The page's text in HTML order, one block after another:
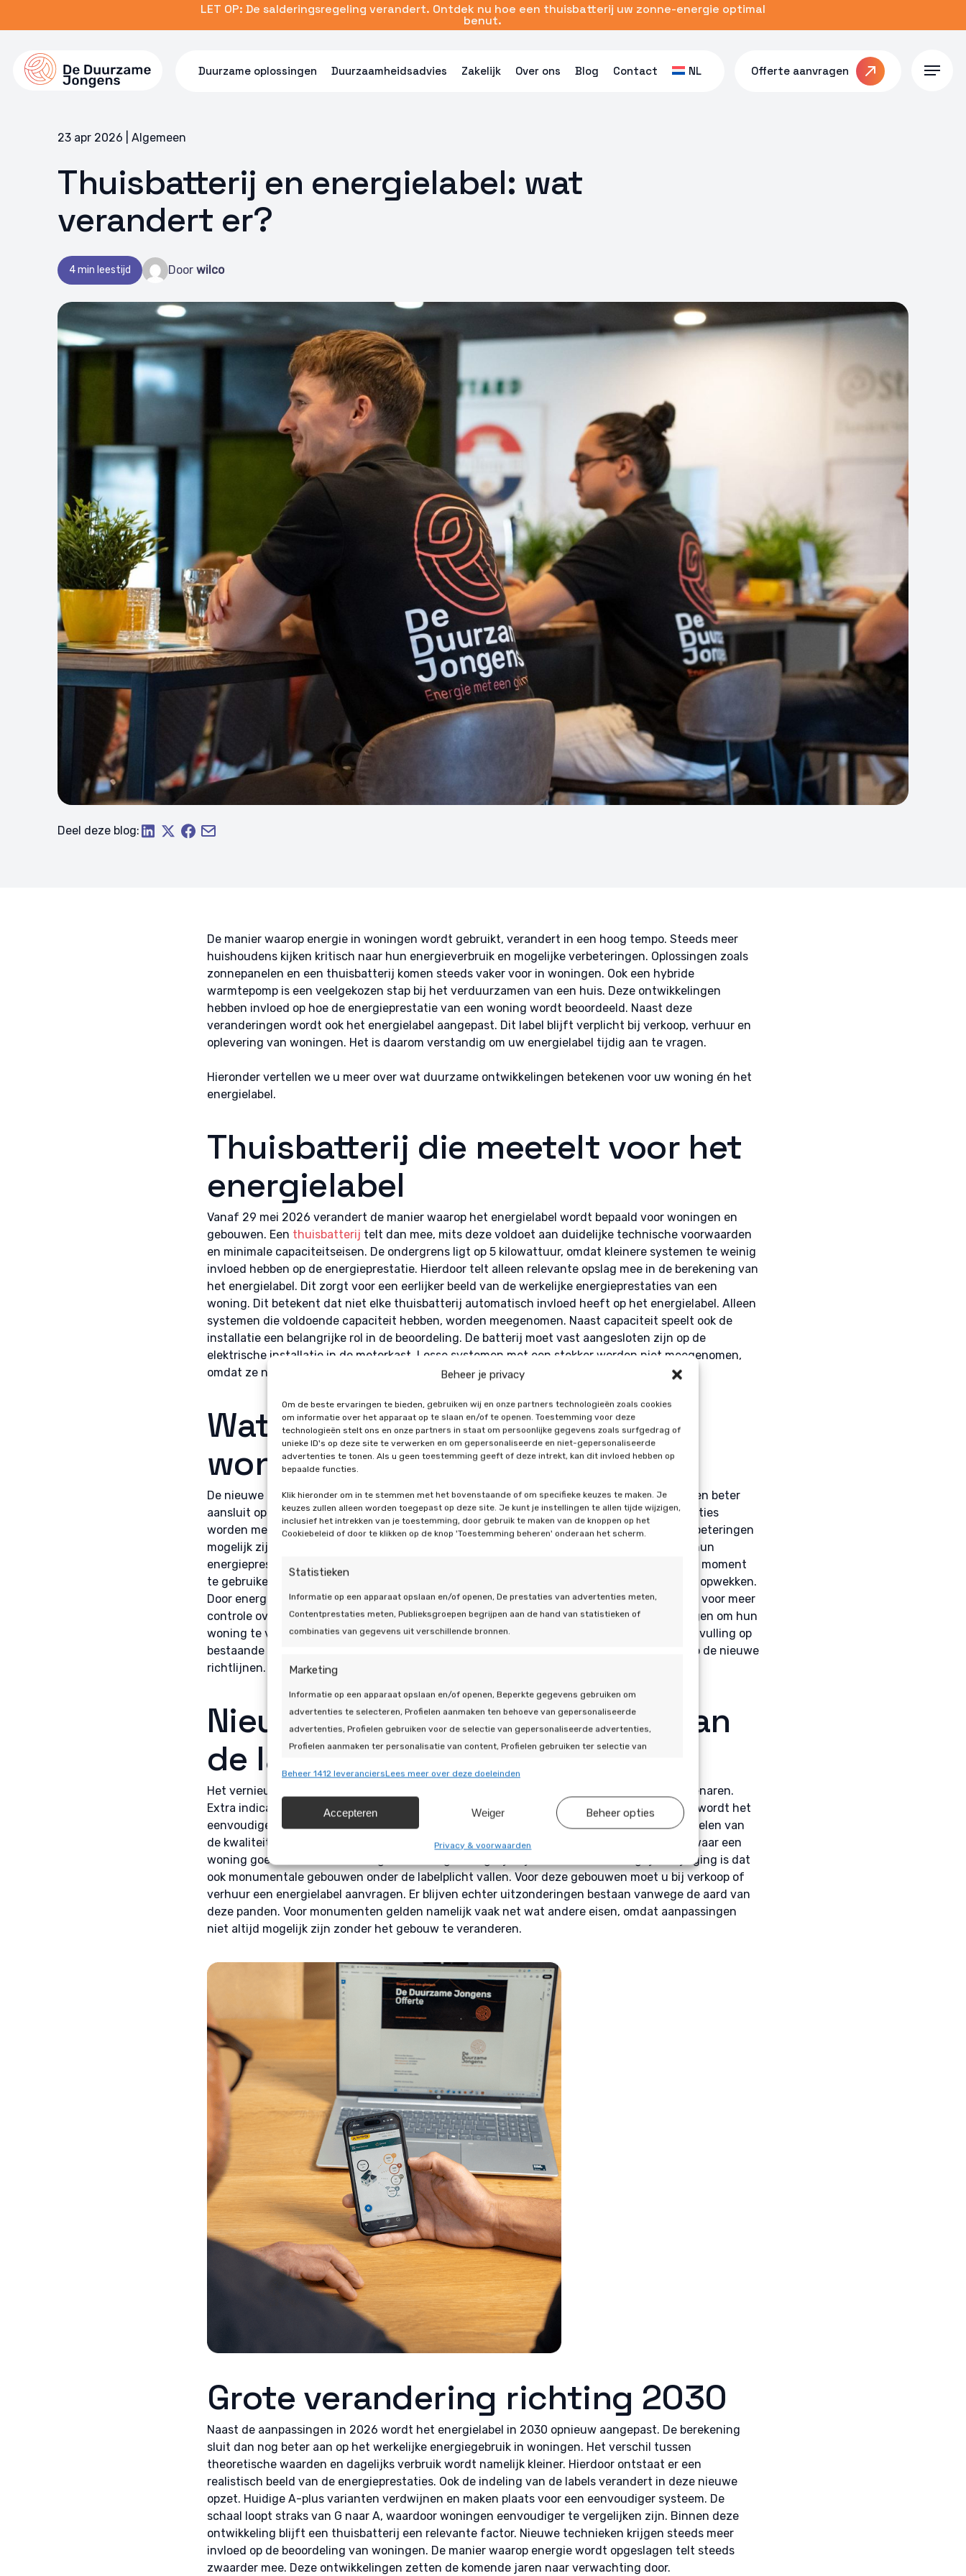
Beheer je privacy
Om de beste ervaringen te bieden, gebruiken wij en onze partners technologieën zoals cookies
om informatie over het apparaat op te slaan en/of te openen. Toestemming voor deze
technologieën stelt ons en onze partners in staat om persoonlijke gegevens zoals surfgedrag of
unieke ID's op deze site te verwerken en om gepersonaliseerde en niet-gepersonaliseerde
advertenties te tonen. Als u geen toestemming geeft of deze intrekt, kan dit invloed hebben op
bepaalde functies.
Klik hieronder om in te stemmen met het bovenstaande of om specifieke keuzes te maken. Je
keuzes zullen alleen worden toegepast op deze site. Je kunt je instellingen te allen tijde wijzigen,
inclusief het intrekken van je toestemming, door gebruik te maken van de knoppen op het
Cookiebeleid of door te klikken op de knop 'Toestemming beheren' onderaan het scherm.
Statistieken
Informatie op een apparaat opslaan en/of openen, De prestaties van advertenties meten,
Contentprestaties meten, Publieksgroepen begrijpen aan de hand van statistieken of
combinaties van gegevens uit verschillende bronnen.
Marketing
Informatie op een apparaat opslaan en/of openen, Beperkte gegevens gebruiken om
advertenties te selecteren, Profielen aanmaken ten behoeve van gepersonaliseerde
advertenties, Profielen gebruiken voor de selectie van gepersonaliseerde advertenties,
Profielen aanmaken ter personalisatie van content, Profielen gebruiken ter selectie van
gebruiken om content te selecteren.
Toepassingen Altijd actief
Gegevens uit andere gegevensbronnen met elkaar matchen en combineren,
automatisch verzonden informatie.
Zorg dragen voor beveiliging, fraude voorkomen en detecteren en
fouten opsporen, Advertenties en content leveren en tonen,
Beheer 1412 leveranciersLees meer over deze doeleinden
Accepteren Weiger Beheer opties
Privacy & voorwaarden
content
LET OP: De salderingsregeling verandert. Ontdek nu hoe een thuisbatterij uw zonne-energie optimal
benut.
Duurzame oplossingen Duurzaamheidsadvies Zakelijk Over ons Blog Contact NL Offerte aanvragen Menu
23 apr 2026 | Algemeen
Thuisbatterij en energielabel: wat
verandert er?
4 min leestijd Doorwilco
Deel deze blog:
De manier waarop energie in woningen wordt gebruikt, verandert in een hoog tempo. Steeds meer
huishoudens kijken kritisch naar hun energieverbruik en mogelijke verbeteringen. Oplossingen zoals
zonnepanelen en een thuisbatterij komen steeds vaker voor in woningen. Ook een hybride
warmtepomp is een veelgekozen stap bij het verduurzamen van een huis. Deze ontwikkelingen
hebben invloed op hoe de energieprestatie van een woning wordt beoordeeld. Naast deze
veranderingen wordt ook het energielabel aangepast. Dit label blijft verplicht bij verkoop, verhuur en
oplevering van woningen. Het is daarom verstandig om uw energielabel tijdig aan te vragen.
Hieronder vertellen we u meer over wat duurzame ontwikkelingen betekenen voor uw woning én het
energielabel.
Thuisbatterij die meetelt voor het
energielabel
Vanaf 29 mei 2026 verandert de manier waarop het energielabel wordt bepaald voor woningen en
gebouwen. Een thuisbatterij telt dan mee, mits deze voldoet aan duidelijke technische voorwaarden
en minimale capaciteitseisen. De ondergrens ligt op 5 kilowattuur, omdat kleinere systemen te weinig
invloed hebben op de energieprestatie. Hierdoor telt alleen relevante opslag mee in de berekening van
het energielabel. Dit zorgt voor een eerlijker beeld van de werkelijke energieprestaties van een
woning. Dit betekent dat niet elke thuisbatterij automatisch invloed heeft op het energielabel. Alleen
systemen die voldoende capaciteit hebben, worden meegenomen. Naast capaciteit speelt ook de
installatie een belangrijke rol in de beoordeling. De batterij moet vast aangesloten zijn op de
elektrische installatie in de meterkast. Losse systemen met een stekker worden niet meegenomen,
omdat ze niet vast verbonden zijn met de woning.
Wat betekent dit voor uw
woning?
De nieuwe regels zorgen ervoor dat het energielabel meer informatie geeft dan voorheen en beter
aansluit op de praktijk. Niet alleen energieverbruik, maar ook opslag en aanvullende installaties
worden meegenomen in de beoordeling. Dit maakt het eenvoudiger om in te zien waar verbeteringen
mogelijk zijn binnen een woning. Huiseigenaren krijgen hierdoor een completer beeld van hun
energieprestaties. Een thuisbatterij maakt het mogelijk om opgewekte energie op een later moment
te gebruiken. Dit is vooral interessant bij woningen met
die overdag energie opwekken.
Door energie op te slaan, hoeft u minder stroom van het energienet te gebruiken. Dit zorgt voor meer
controle over het eigen energieverbruik. Veel huiseigenaren kijken naar meerdere oplossingen om hun
woning te verbeteren. Een hybridewarmtepompwordt bijvoorbeeld vaak toegepast als aanvulling op
bestaande installaties. In combinatie met andere maatregelen sluit de woning beter aan op de nieuwe
richtlijnen.
Nieuwe regels en uitbreiding van
de labelplicht
Het vernieuwde energielabel is aangepast zodat informatie duidelijker wordt voor huiseigenaren.
Extra indicatoren geven inzicht in energieverbruik en uitstoot binnen de woning. Hierdoor wordt het
eenvoudiger om prestaties van woningen met elkaar te vergelijken. Dit helpt bij het beoordelen van
de kwaliteit van een woning. Deze extra informatie maakt het mogelijk om sneller te zien waar een
woning goed scoort en waar nog verbeteringen mogelijk zijn. Een andere belangrijke wijziging is dat
ook monumentale gebouwen onder de labelplicht vallen. Voor deze gebouwen moet u bij verkoop of
verhuur een energielabel aanvragen. Er blijven echter uitzonderingen bestaan vanwege de aard van
deze panden. Voor monumenten gelden namelijk vaak net wat andere eisen, omdat aanpassingen
niet altijd mogelijk zijn zonder het gebouw te veranderen.
Grote verandering richting 2030
Naast de aanpassingen in 2026 wordt het energielabel in 2030 opnieuw aangepast. De berekening
sluit dan nog beter aan op het werkelijke energiegebruik in woningen. Het verschil tussen
theoretische waarden en dagelijks verbruik wordt namelijk kleiner. Hierdoor ontstaat er een
realistisch beeld van de energieprestaties. Ook de indeling van de labels verandert in deze nieuwe
opzet. Huidige A-plus varianten verdwijnen en maken plaats voor een eenvoudiger systeem. De
schaal loopt straks van G naar A, waardoor woningen eenvoudiger te vergelijken zijn. Binnen deze
ontwikkeling blijft een thuisbatterij een relevante factor. Nieuwe technieken krijgen steeds meer
invloed op de beoordeling van woningen. De manier waarop energie wordt opgeslagen telt steeds
zwaarder mee. Deze ontwikkelingen zetten de komende jaren naar verwachting door.